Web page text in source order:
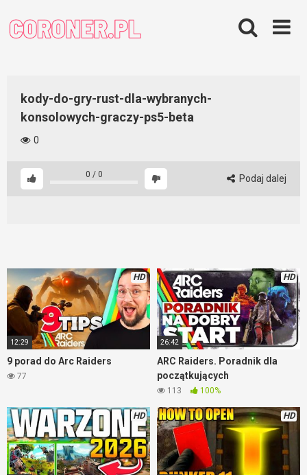
content
kody-do-gry-rust-dla-wybranych-
konsolowych-graczy-ps5-beta
0
0 / 0 Podaj dalej
HD
12:29
9 porad do Arc Raiders
77
HD
26:42
ARC Raiders. Poradnik dla
początkujących
113 100%
HD HD